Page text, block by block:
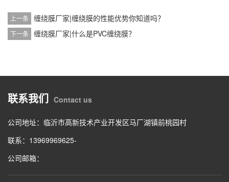
上一条 缠绕膜厂家|缠绕膜的性能优势你知道吗？
下一条 缠绕膜厂家|什么是PVC缠绕膜？
联系我们 Contact us
公司地址：临沂市高新技术产业开发区马厂湖镇前桃园村
联系：13969969625-
公司邮箱：